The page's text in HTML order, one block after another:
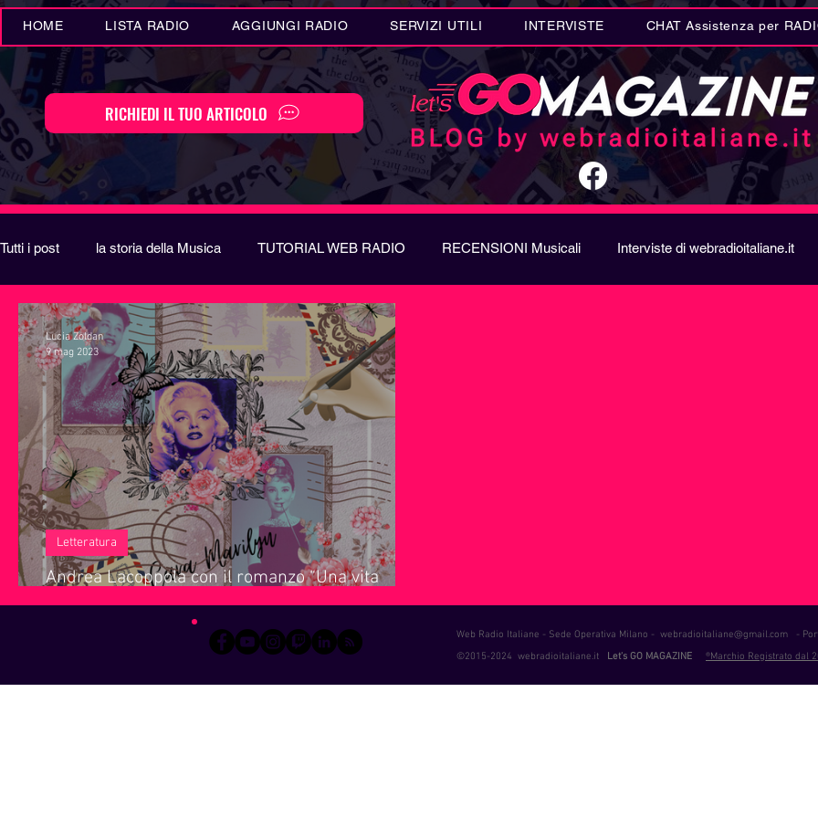
HOME LISTA RADIO AGGIUNGI RADIO SERVIZI UTILI INTERVISTE CHAT Assistenza per
RICHIEDI IL TUO ARTICOLO
Tutti i post la storia della Musica TUTORIAL WEB RADIO RECENSIONI Musicali Interviste di webradioitaliane.it
Eventi MUSICA Novità MUSICA Curiosità MUSICA
Festival di Sanremo Arte REPORT EUROVISION SONG CONTEST
Servizi offerti da WRI Halloween Natale Notizie Musica
Andrea Lacoppola con il romanzo “Una vita
negata” racconta una Marilyn Monroe autentica
Letteratura
Lucia Zoldan
9 mag 2023
Web Radio Italiane - Sede Operativa Milano - webradioitaliane@gmail.com -
©2015-2024 webradioitaliane.it Let's GO MAGAZINE ®Marchio Registrato dal